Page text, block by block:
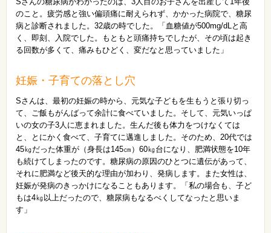
のこと。疲労感と強い偏頭痛に耐えられず、かかった病院で、糖尿
病と診断されました。32歳の時でした。「血糖値が500mg/dLと高
く、即刻、入院でした。もともと頭痛持ちでしたが、その頃は起き
る回数が多くて、痛みもひどく、変だなと思っていました」
妊娠・子育ての落とし穴
Sさんは、最初の妊娠の時から、元気な子どもを生もうと張り切っ
て、ご飯もがんばって余計に食べていました。そして、元気いっぱ
いの女の子3人に恵まれました。生んだ後も体力をつけなくては
と、とにかく食べて、子育てに邁進しました。そのため、20代では
45㎏だった体重が（身長は145㎝）60㎏台になり、肥満状態を10年
も続けてしまったのです。糖尿病の原因のひとつに遺伝があって、
それに肥満など後天的な理由が加わり、発病します。また女性は、
妊娠が発病のきっかけになることもあります。「私の場合も、子ど
もは4㎏以上だったので、糖尿病もなるべくしてなったと思いま
す」